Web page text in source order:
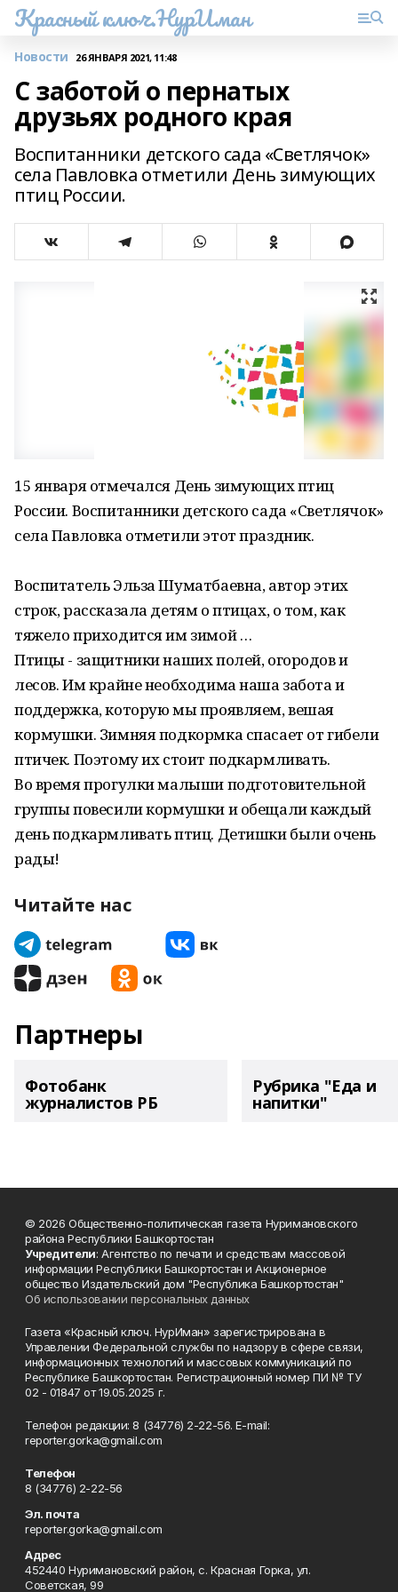
Красный ключ.НурИман
Новости 26 ЯНВАРЯ 2021, 11:48
С заботой о пернатых
друзьях родного края
Воспитанники детского сада «Светлячок»
села Павловка отметили День зимующих
птиц России.
15 января отмечался День зимующих птиц
России. Воспитанники детского сада «Светлячок»
села Павловка отметили этот праздник.
Воспитатель Эльза Шуматбаевна, автор этих
строк, рассказала детям о птицах, о том, как
тяжело приходится им зимой …
Птицы - защитники наших полей, огородов и
лесов. Им крайне необходима наша забота и
поддержка, которую мы проявляем, вешая
кормушки. Зимняя подкормка спасает от гибели
птичек. Поэтому их стоит подкармливать.
Во время прогулки малыши подготовительной
группы повесили кормушки и обещали каждый
день подкармливать птиц. Детишки были очень
рады!
Читайте нас
Партнеры
Фотобанк
журналистов РБ
Рубрика "Еда и
напитки"
© 2026 Общественно-политическая газета Нуримановского
района Республики Башкортостан
Учредители: Агентство по печати и средствам массовой
информации Республики Башкортостан и Акционерное
общество Издательский дом "Республика Башкортостан"
Об использовании персональных данных
Газета «Красный ключ. НурИман» зарегистрирована в
Управлении Федеральной службы по надзору в сфере связи,
информационных технологий и массовых коммуникаций по
Республике Башкортостан. Регистрационный номер ПИ № ТУ
02 - 01847 от 19.05.2025 г.
Телефон редакции: 8 (34776) 2-22-56. E-mail:
reporter.gorka@gmail.com
Телефон
8 (34776) 2-22-56
Эл. почта
reporter.gorka@gmail.com
Адрес
452440 Нуримановский район, с. Красная Горка, ул.
Советская, 99